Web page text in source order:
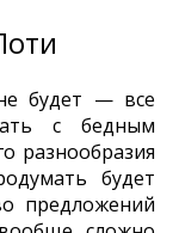
будет — все
с бедным
разнообразия
будет
предложений